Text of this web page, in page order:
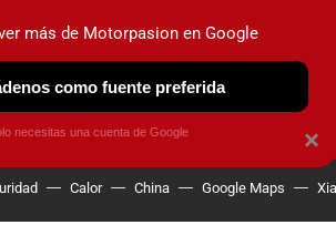
ELÉCTRICOS OBSERVATORIO
Calor China Google Maps
×
más de Motorpasion en Google
como fuente preferida
necesitas una cuenta de Google